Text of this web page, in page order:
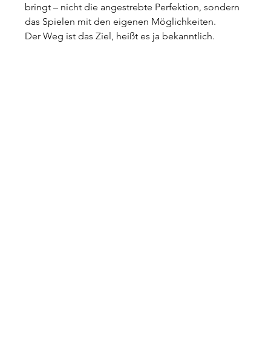
bringt – nicht die angestrebte Perfektion, sondern
das Spielen mit den eigenen Möglichkeiten.
Der Weg ist das Ziel, heißt es ja bekanntlich.